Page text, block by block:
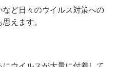
ど日々のウイルス対策への
えます。